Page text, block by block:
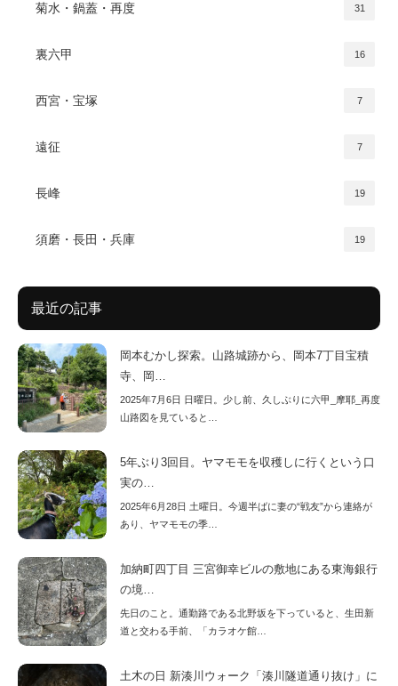
菊水・鍋蓋・再度 31
裏六甲 16
西宮・宝塚 7
遠征 7
長峰 19
須磨・長田・兵庫 19
最近の記事
岡本むかし探索。山路城跡から、岡本7丁目宝積
寺、岡…
2025年7月6日 日曜日。少し前、久しぶりに六甲_摩耶_再度
山路図を見ていると…
5年ぶり3回目。ヤマモモを収穫しに行くという口
実の…
2025年6月28日 土曜日。今週半ばに妻の“戦友”から連絡が
あり、ヤマモモの季…
加納町四丁目 三宮御幸ビルの敷地にある東海銀行
の境…
先日のこと。通勤路である北野坂を下っていると、生田新
道と交わる手前、「カラオケ館…
土木の日 新湊川ウォーク「湊川隧道通り抜け」に